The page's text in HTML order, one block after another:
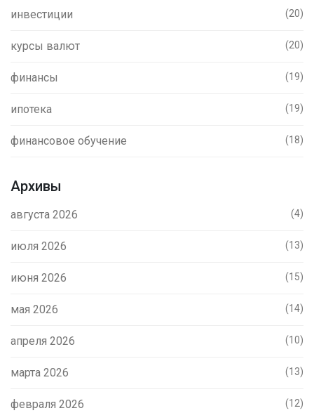
инвестиции (20)
курсы валют (20)
финансы (19)
ипотека (19)
финансовое обучение (18)
Архивы
августа 2026 (4)
июля 2026 (13)
июня 2026 (15)
мая 2026 (14)
апреля 2026 (10)
марта 2026 (13)
февраля 2026 (12)